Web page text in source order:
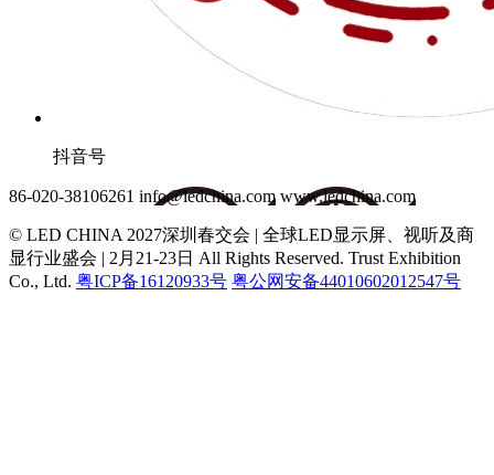
抖音号
86-020-38106261 info@ledchina.com www.ledchina.com
© LED CHINA 2027深圳春交会 | 全球LED显示屏、视听及商
显行业盛会 | 2月21-23日 All Rights Reserved. Trust Exhibition
Co., Ltd. 粤ICP备16120933号 粤公网安备44010602012547号